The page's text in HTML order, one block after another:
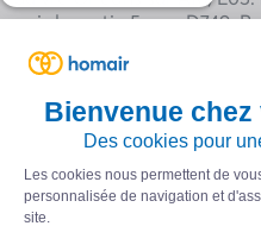
puis la sortie 5 vers D749.
de l’Impasse de la Brèche
rond-point prendre la
Tours (D952). Au rond-
sortie et continuer sur
Rue de la Brèche. Enfin,
croisement et continuer sur
Notre camping-village se